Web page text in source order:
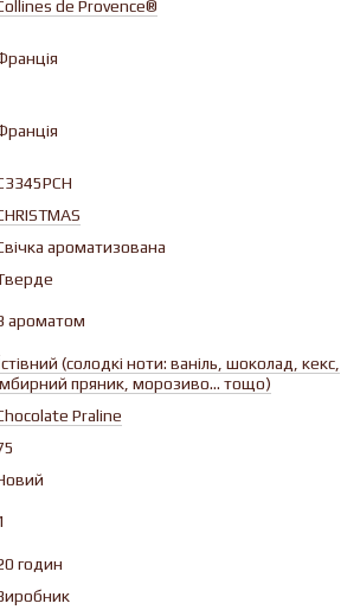
de Provence®
ароматизована
ароматом
(солодкі ноти: ваніль, шоколад, кекс,
пряник, морозиво... тощо)
Praline
годин